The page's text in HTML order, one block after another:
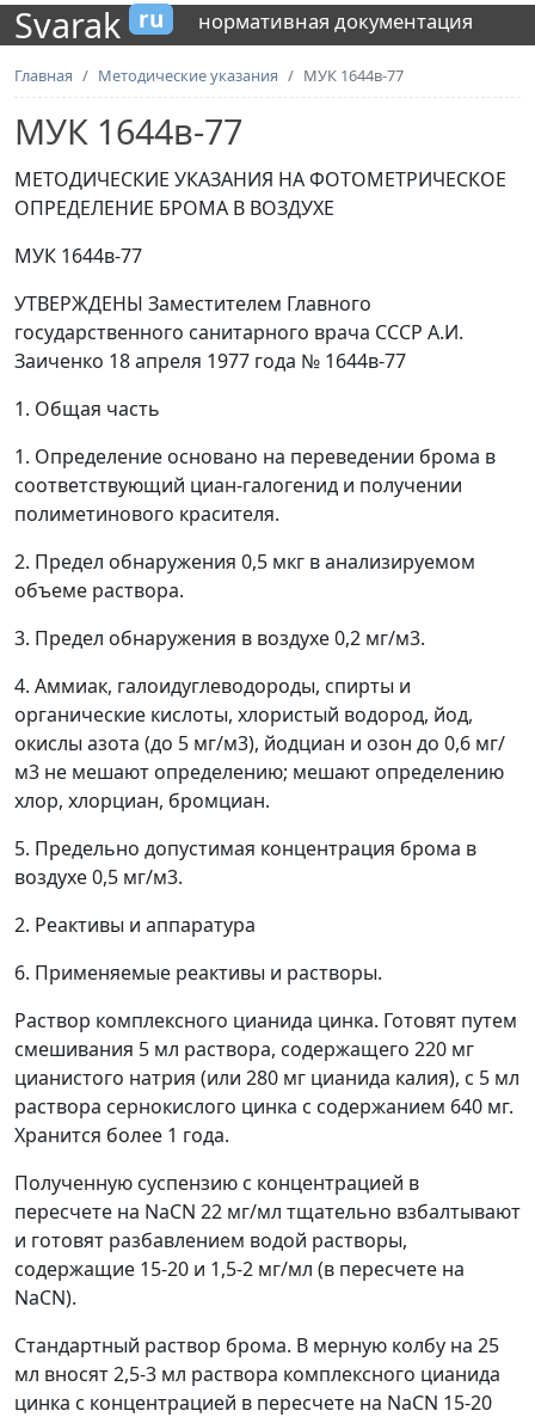
Svarak ru нормативная документация
Главная Методические указания МУК 1644в-77
МУК 1644в-77
МЕТОДИЧЕСКИЕ УКАЗАНИЯ НА ФОТОМЕТРИЧЕСКОЕ
ОПРЕДЕЛЕНИЕ БРОМА В ВОЗДУХЕ
МУК 1644в-77
УТВЕРЖДЕНЫ Заместителем Главного
государственного санитарного врача СССР А.И.
Заиченко 18 апреля 1977 года № 1644в-77
1. Общая часть
1. Определение основано на переведении брома в
соответствующий циан-галогенид и получении
полиметинового красителя.
2. Предел обнаружения 0,5 мкг в анализируемом
объеме раствора.
3. Предел обнаружения в воздухе 0,2 мг/м3.
4. Аммиак, галоидуглеводороды, спирты и
органические кислоты, хлористый водород, йод,
окислы азота (до 5 мг/м3), йодциан и озон до 0,6 мг/
м3 не мешают определению; мешают определению
хлор, хлорциан, бромциан.
5. Предельно допустимая концентрация брома в
воздухе 0,5 мг/м3.
2. Реактивы и аппаратура
6. Применяемые реактивы и растворы.
Раствор комплексного цианида цинка. Готовят путем
смешивания 5 мл раствора, содержащего 220 мг
цианистого натрия (или 280 мг цианида калия), с 5 мл
раствора сернокислого цинка с содержанием 640 мг.
Хранится более 1 года.
Полученную суспензию с концентрацией в
пересчете на NaCN 22 мг/мл тщательно взбалтывают
и готовят разбавлением водой растворы,
содержащие 15-20 и 1,5-2 мг/мл (в пересчете на
NaCN).
Стандартный раствор брома. В мерную колбу на 25
мл вносят 2,5-3 мл раствора комплексного цианида
цинка с концентрацией в пересчете на NaCN 15-20